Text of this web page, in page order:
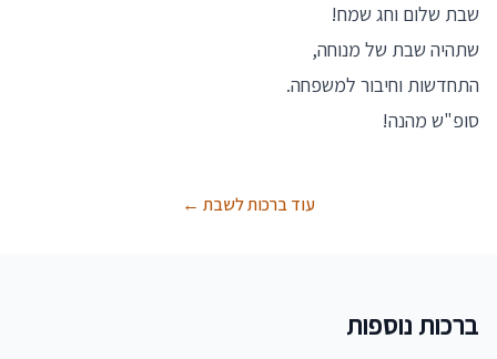
שבת שלום וחג שמח!
שתהיה שבת של מנוחה,
התחדשות וחיבור למשפחה.
סופ"ש מהנה!
עוד ברכות לשבת ←
ברכות נוספות